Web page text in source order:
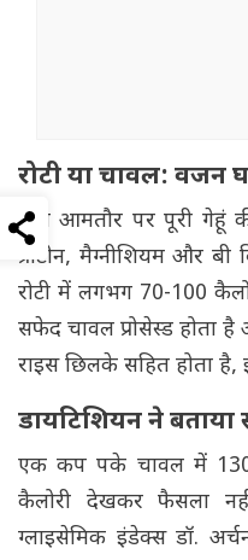
रोटी या चावल: वजन
रोटी आमतौर पर पूरी
प्रोटीन, मैग्नीशियम और
रोटी में लगभग 70-100
सफेद चावल प्रोसेस्ड होता है
राइस छिलके सहित होता
डायटिशियनने बताया
एक कप पके चावल में 130-
कैलोरी देखकर फैसला
ग्लाइसेमिक इंडेक्स डॉ.